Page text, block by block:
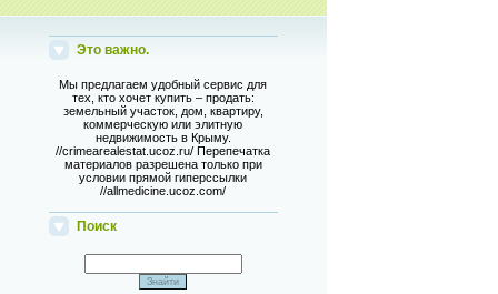
Это важно.
Мы предлагаем удобный сервис для
тех, кто хочет купить – продать:
земельный участок, дом, квартиру,
коммерческую или элитную
недвижимость в Крыму.
//crimearealestat.ucoz.ru/ Перепечатка
материалов разрешена только при
условии прямой гиперссылки
//allmedicine.ucoz.com/
Поиск